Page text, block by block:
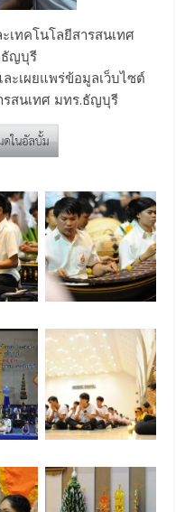
เทคโนโลยีสารสนเทศ
ธัญบุรี
ะเผยแพร่ข้อมูลเว็บไซต์
รสนเทศ มทร.ธัญบุรี